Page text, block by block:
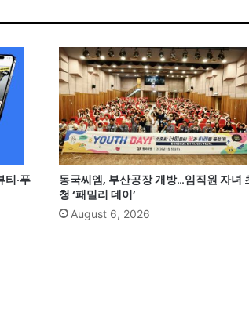
티·푸
동국씨엠, 부산공장 개방…임직원 자녀
청 ‘패밀리 데이’
August 6, 2026